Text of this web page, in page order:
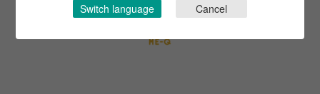
Switch language Cancel